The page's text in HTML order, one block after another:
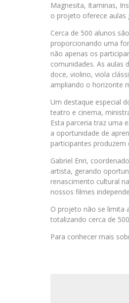
Magnesita, Itaminas,
o projeto oferece aulas
Cerca de 500 alunos
proporcionando uma
não apenas os
comunidades. As aulas
doce, violino, viola
ampliando o horizonte
Um destaque especial
teatro e cinema,
Esta parceria traz uma
a oportunidade de
participantes
Gabriel Enri,
artista, gerando
renascimento cultural
nossos filmes
O projeto não se limita
totalizando cerca de
Para conhecer mais